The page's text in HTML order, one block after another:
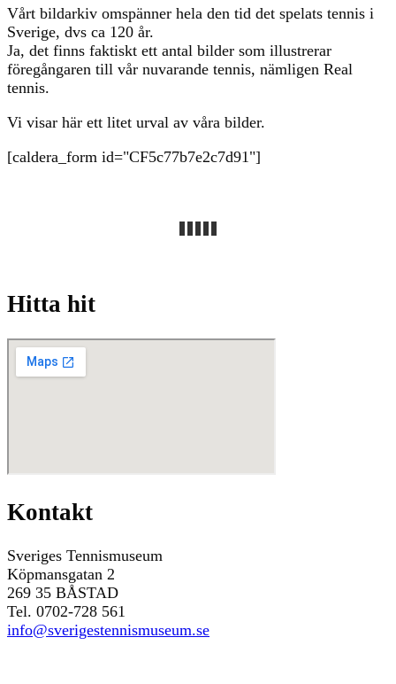
Vårt bildarkiv omspänner hela den tid det spelats tennis i
Sverige, dvs ca 120 år.
Ja, det finns faktiskt ett antal bilder som illustrerar
föregångaren till vår nuvarande tennis, nämligen Real
tennis.
Vi visar här ett litet urval av våra bilder.
[caldera_form id="CF5c77b7e2c7d91"]
Hitta hit
Kontakt
Sveriges Tennismuseum
Köpmansgatan 2
269 35 BÅSTAD
Tel. 0702-728 561
info@sverigestennismuseum.se